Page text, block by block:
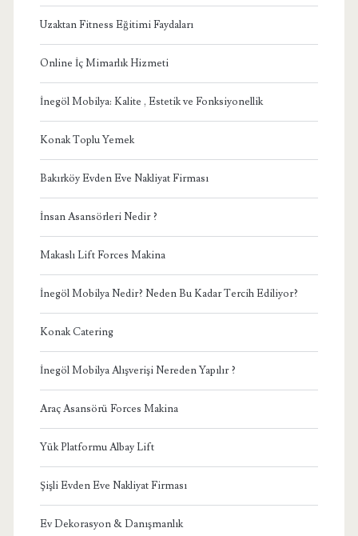
Uzaktan Fitness Eğitimi Faydaları
Online İç Mimarlık Hizmeti
İnegöl Mobilya: Kalite , Estetik ve Fonksiyonellik
Konak Toplu Yemek
Bakırköy Evden Eve Nakliyat Firması
İnsan Asansörleri Nedir ?
Makaslı Lift Forces Makina
İnegöl Mobilya Nedir? Neden Bu Kadar Tercih Ediliyor?
Konak Catering
İnegöl Mobilya Alışverişi Nereden Yapılır ?
Araç Asansörü Forces Makina
Yük Platformu Albay Lift
Şişli Evden Eve Nakliyat Firması
Ev Dekorasyon & Danışmanlık